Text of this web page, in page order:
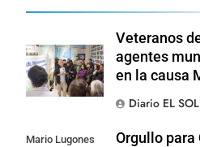
Veteranos
agentes
en la causa
Diario EL SOL
Mario Lugones
Orgullo para